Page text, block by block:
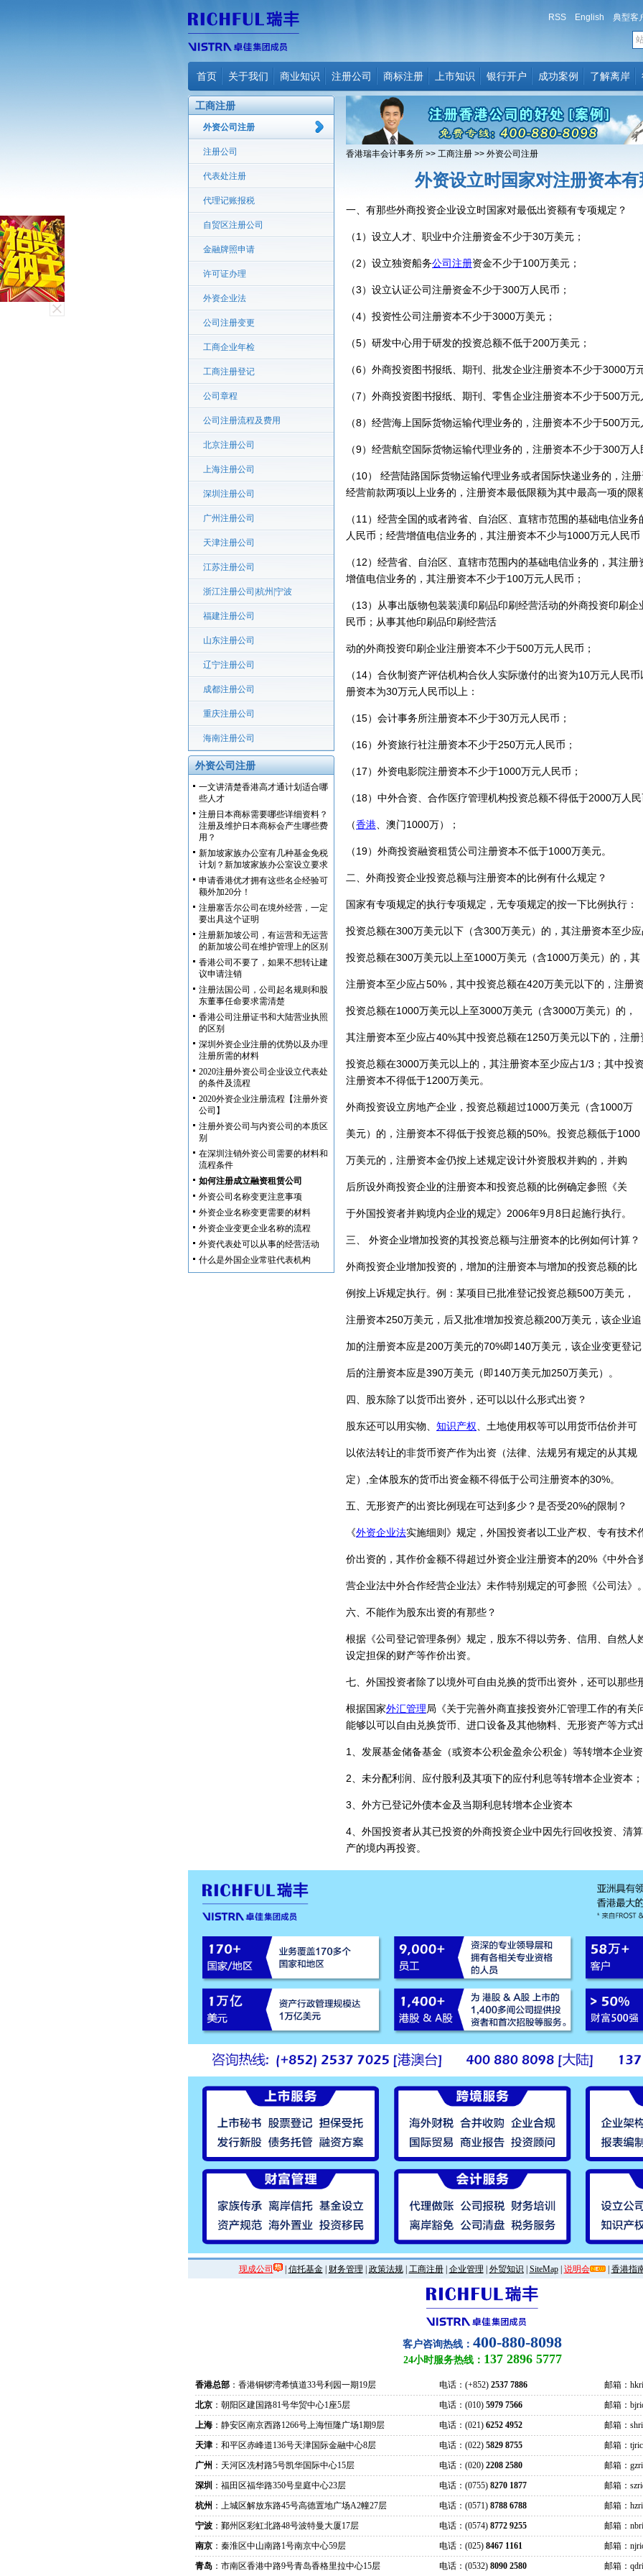
RSS English 典型客
首页 关于我们 商业知识 注册公司 商标注册 上市知识 银行开户 成功案例 了解离岸
工商注册
外资公司注册
注册公司
代表处注册
代理记账报税
自贸区注册公司
金融牌照申请
许可证办理
外资企业法
公司注册变更
工商企业年检
工商注册登记
公司章程
公司注册流程及费用
北京注册公司
上海注册公司
深圳注册公司
广州注册公司
天津注册公司
江苏注册公司
浙江注册公司|杭州|宁波
福建注册公司
山东注册公司
辽宁注册公司
成都注册公司
重庆注册公司
海南注册公司
外资公司注册
一文讲清楚香港高才通计划适合哪
些人才
注册日本商标需要哪些详细资料？
注册及维护日本商标会产生哪些费
用？
新加坡家族办公室有几种基金免税
计划？新加坡家族办公室设立要求
申请香港优才拥有这些名企经验可
额外加20分！
注册塞舌尔公司在境外经营，一定
要出具这个证明
注册新加坡公司，有运营和无运营
的新加坡公司在维护管理上的区别
香港公司不要了，如果不想转让建
议申请注销
注册法国公司，公司起名规则和股
东董事任命要求需清楚
香港公司注册证书和大陆营业执照
的区别
深圳外资企业注册的优势以及办理
注册所需的材料
2020注册外资公司企业设立代表处
的条件及流程
2020外资企业注册流程【注册外资
公司】
注册外资公司与内资公司的本质区
别
在深圳注销外资公司需要的材料和
流程条件
如何注册成立融资租赁公司
外资公司名称变更注意事项
外资企业名称变更需要的材料
外资企业变更企业名称的流程
外资代表处可以从事的经营活动
什么是外国企业常驻代表机构
香港瑞丰会计事务所 >> 工商注册 >> 外资公司注册
外资设立时国家对注册资本有
一、有那些外商投资企业设立时国家对最低出资额有专项规定？
（1）设立人才、职业中介注册资金不少于30万美元；
（2）设立独资船务公司注册资金不少于100万美元；
（3）设立认证公司注册资金不少于300万人民币；
（4）投资性公司注册资本不少于3000万美元；
（5）研发中心用于研发的投资总额不低于200万美元；
（6）外商投资图书报纸、期刊、批发企业注册资本不少于3000万
（7）外商投资图书报纸、期刊、零售企业注册资本不少于500万元
（8）经营海上国际货物运输代理业务的，注册资本不少于500万元
（9）经营航空国际货物运输代理业务的，注册资本不少于300万人
（10） 经营陆路国际货物运输代理业务或者国际快递业务的，注
经营前款两项以上业务的，注册资本最低限额为其中最高一项的限
（11）经营全国的或者跨省、自治区、直辖市范围的基础电信业
人民币；经营增值电信业务的，其注册资本不少与1000万元人民币
（12）经营省、自治区、直辖市范围内的基础电信业务的，其注
增值电信业务的，其注册资本不少于100万元人民币；
（13）从事出版物包装装潢印刷品印刷经营活动的外商投资印刷
民币；从事其他印刷品印刷经营活
动的外商投资印刷企业注册资本不少于500万元人民币；
（14）合伙制资产评估机构合伙人实际缴付的出资为10万元人民
册资本为30万元人民币以上：
（15）会计事务所注册资本不少于30万元人民币；
（16）外资旅行社注册资本不少于250万元人民币；
（17）外资电影院注册资本不少于1000万元人民币；
（18）中外合资、合作医疗管理机构投资总额不得低于2000万人民
（香港 、澳门1000万）；
（19）外商投资融资租赁公司注册资本不低于1000万美元。
二、外商投资企业投资总额与注册资本的比例有什么规定？
国家有专项规定的执行专项规定，无专项规定的按一下比例执行：
投资总额在300万美元以下（含300万美元）的，其注册资本至少应
投资总额在300万美元以上至1000万美元（含1000万美元）的，其
注册资本至少应占50%，其中投资总额在420万美元以下的，注册
投资总额在1000万美元以上至3000万美元（含3000万美元）的，
其注册资本至少应占40%其中投资总额在1250万美元以下的，注册
投资总额在3000万美元以上的，其注册资本至少应占1/3；其中投
注册资本不得低于1200万美元。
外商投资设立房地产企业，投资总额超过1000万美元（含1000万
美元）的，注册资本不得低于投资总额的50%。投资总额低于1000
万美元的，注册资本金仍按上述规定设计外资股权并购的，并购
后所设外商投资企业的注册资本和投资总额的比例确定参照《关
于外国投资者并购境内企业的规定》2006年9月8日起施行执行。
三、 外资企业增加投资的其投资总额与注册资本的比例如何计算？
外商投资企业增加投资的，增加的注册资本与增加的投资总额的比
例按上诉规定执行。例：某项目已批准登记投资总额500万美元，
注册资本250万美元，后又批准增加投资总额200万美元，该企业追
加的注册资本应是200万美元的70%即140万美元，该企业变更登记
后的注册资本应是390万美元（即140万美元加250万美元）。
四、股东除了以货币出资外，还可以以什么形式出资？
股东还可以用实物、 知识产权 、土地使用权等可以用货币估价并可
以依法转让的非货币资产作为出资（法律、法规另有规定的从其规
定）,全体股东的货币出资金额不得低于公司注册资本的30%。
五、无形资产的出资比例现在可达到多少？是否受20%的限制？
《外资企业法实施细则》规定，外国投资者以工业产权、专有技术
价出资的，其作价金额不得超过外资企业注册资本的20%《中外合
营企业法中外合作经营企业法》未作特别规定的可参照《公司法》。
六、不能作为股东出资的有那些？
根据《公司登记管理条例》规定，股东不得以劳务、信用、自然人
设定担保的财产等作价出资。
七、外国投资者除了以境外可自由兑换的货币出资外，还可以那些
根据国家外汇管理局《关于完善外商直接投资外汇管理工作的有关
能够以可以自由兑换货币、进口设备及其他物料、无形资产等方式
1、发展基金储备基金（或资本公积金盈余公积金）等转增本企业资
2、未分配利润、应付股利及其项下的应付利息等转增本企业资本；
3、外方已登记外债本金及当期利息转增本企业资本
4、外国投资者从其已投资的外商投资企业中因先行回收投资、清
产的境内再投资。
现成公司 | 信托基金| 财务管理 政策法规| 工商注册| 企业管理 外贸知识 SiteMap| 说明会 | 香港指
客户咨询热线： 400-880-8098
24小时服务热线： 137 2896 5777
香港总部 ：香港铜锣湾希慎道33号利园一期19层 电话：(+852) 2537 7886
邮箱：
北京 ：朝阳区建国路81号华贸中心1座5层 电话：(010) 5979 7566
邮箱：
上海 ：静安区南京西路1266号上海恒隆广场1期9层 电话：(021) 6252 4952
邮箱：
天津 ：和平区赤峰道136号天津国际金融中心8层 电话：(022) 5829 8755
邮箱：
广州 ：天河区冼村路5号凯华国际中心15层 电话：(020) 2208 2580
邮箱：
深圳 ：福田区福华路350号皇庭中心23层 电话：(0755) 8270 1877
邮箱：
杭州 ：上城区解放东路45号高德置地广场A2幢27层 电话：(0571) 8788 6788
邮箱：
宁波 ：鄞州区彩虹北路48号波特曼大厦17层 电话：(0574) 8772 9255
邮箱：
南京 ：秦淮区中山南路1号南京中心59层 电话：(025) 8467 1161
邮箱：
青岛 ：市南区香港中路9号青岛香格里拉中心15层 电话：(0532) 8090 2580 邮箱：